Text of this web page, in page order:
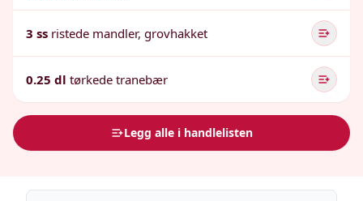
3 ss ristede mandler, grovhakket
0.25 dl tørkede tranebær
Legg alle i handlelisten